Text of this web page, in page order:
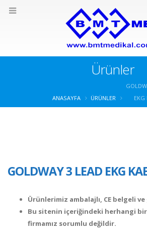
Ürünler
ANASAYFA ÜRÜNLER
EKG
GOLDWAY 3 LEAD EKG
Ürünlerimiz ambalajlı, CE belgeli
Bu sitenin içeriğindeki herhangi bir
firmamız sorumlu değildir.